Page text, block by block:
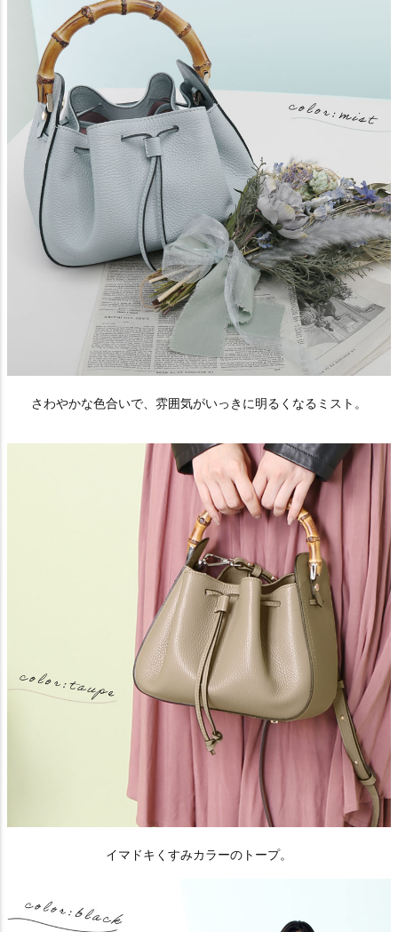
さわやかな色合いで、雰囲気がいっきに明るくなるミスト。
イマドキくすみカラーのトープ。